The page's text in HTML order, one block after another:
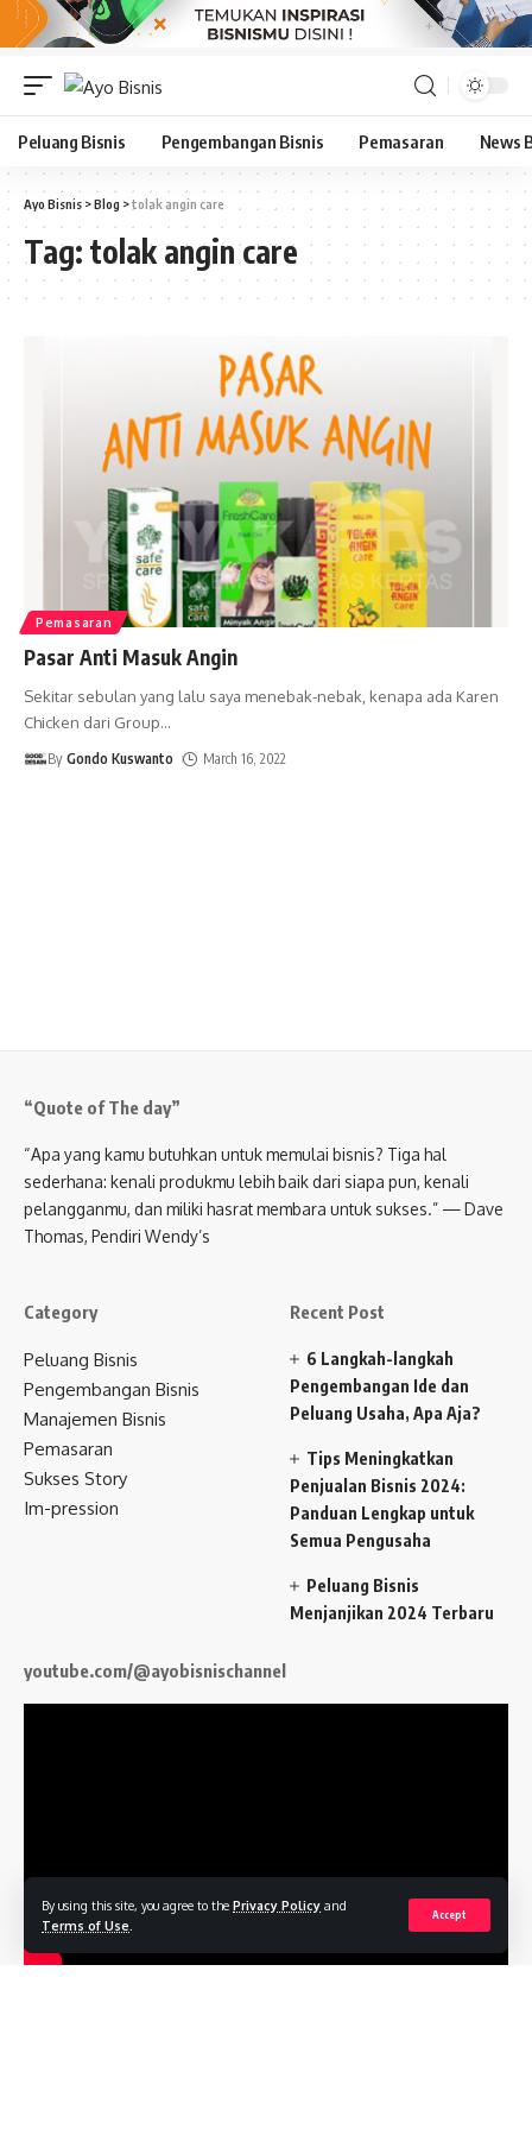
By using this site, you agree to the Privacy Policy and
Terms of Use
Accept
Peluang Bisnis Pengembangan Bisnis Pemasaran News
Ayo Bisnis >Blog >tolak angin care
Tag: tolak angin care
Pemasaran
Pasar Anti Masuk Angin
Sekitar sebulan yang lalu saya menebak-nebak, kenapa ada Karen
Chicken dari Group…
By Gondo Kuswanto March 16, 2022
“Quote of The day”
“Apa yang kamu butuhkan untuk memulai bisnis? Tiga hal
sederhana: kenali produkmu lebih baik dari siapa pun, kenali
pelangganmu, dan miliki hasrat membara untuk sukses.” — Dave
Thomas, Pendiri Wendy’s
Category
Peluang Bisnis
Pengembangan Bisnis
Manajemen Bisnis
Pemasaran
Sukses Story
Im-pression
Recent Post
6 Langkah-langkah
Pengembangan Ide dan
Peluang Usaha, Apa Aja?
Tips Meningkatkan
Penjualan Bisnis 2024:
Panduan Lengkap untuk
Semua Pengusaha
Peluang Bisnis
Menjanjikan 2024 Terbaru
youtube.com/@ayobisnischannel